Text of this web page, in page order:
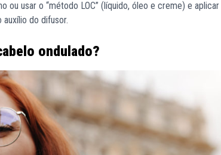
usar o “método LOC” (líquido, óleo e creme) e
do difusor.
ondulado?